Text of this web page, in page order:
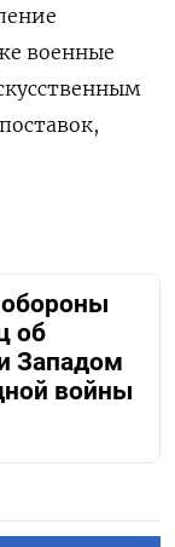
военные
об
Западом
войны